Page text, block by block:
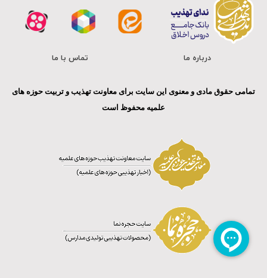
درباره ما تماس با ما
تمامی حقوق مادی و معنوی این سایت برای معاونت تهذیب و تربیت حوزه های
علمیه محفوظ است